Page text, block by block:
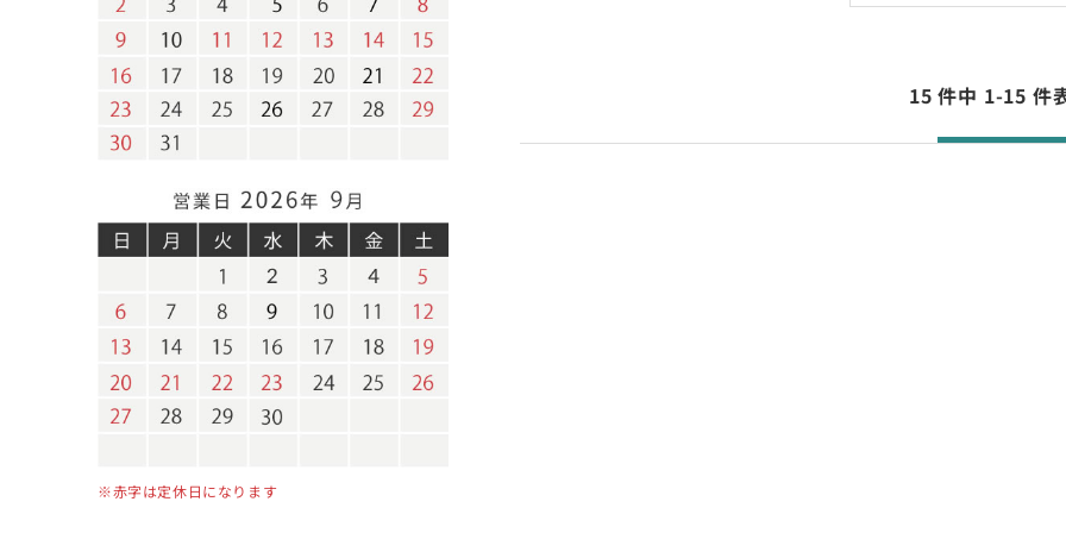
※赤字は定休日になります
15 件中 1-15